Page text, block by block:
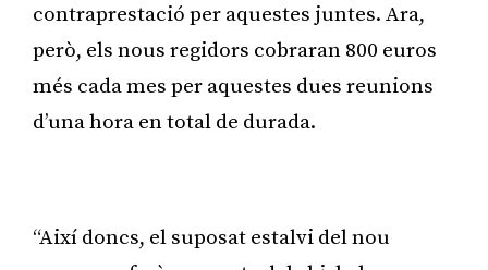
contraprestació per aquestes juntes. Ara,
però, els nous regidors cobraran 800 euros
més cada mes per aquestes dues reunions
d’una hora en total de durada.
“Així doncs, el suposat estalvi del nou